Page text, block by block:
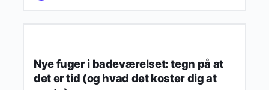
Nye fuger i badeværelset: tegn på at
det er tid (og hvad det koster dig at